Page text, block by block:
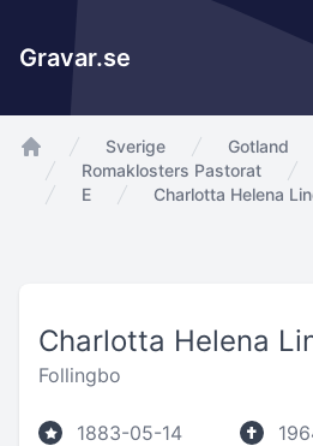
Gravar.se
app.Start
Sverige
Gotland
Romaklosters Pastorat
E
Charlotta Helena
Charlotta Helena
Follingbo
1883-05-14